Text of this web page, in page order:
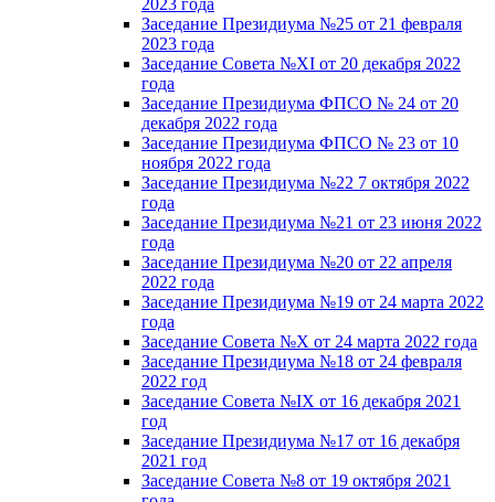
Заседание Президиума №25 от 21 февраля
2023 года
Заседание Совета №XI от 20 декабря 2022
года
Заседание Президиума ФПСО № 24 от 20
декабря 2022 года
Заседание Президиума ФПСО № 23 от 10
ноября 2022 года
Заседание Президиума №22 7 октября 2022
года
Заседание Президиума №21 от 23 июня 2022
года
Заседание Президиума №20 от 22 апреля
2022 года
Заседание Президиума №19 от 24 марта 2022
года
Заседание Совета №X от 24 марта 2022 года
Заседание Президиума №18 от 24 февраля
2022 год
Заседание Совета №IX от 16 декабря 2021
год
Заседание Президиума №17 от 16 декабря
2021 год
Заседание Совета №8 от 19 октября 2021